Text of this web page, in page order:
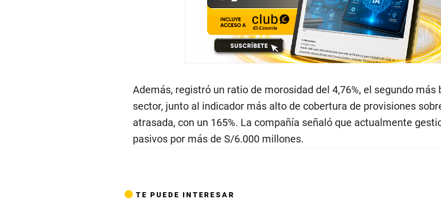
Además, registró un ratio de morosidad del 4,76%, el segundo más
sector, junto al indicador más alto de cobertura de provisiones
atrasada, con un 165%. La compañía señaló que actualmente
pasivos por más de S/6.000 millones.
TE PUEDE INTERESAR